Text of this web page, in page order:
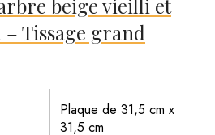
beige vieilli et
Tissage grand
Plaque de 31,5 cm x
31,5 cm